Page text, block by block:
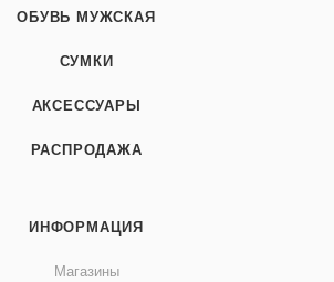
ОБУВЬ МУЖСКАЯ
СУМКИ
АКСЕССУАРЫ
РАСПРОДАЖА
ИНФОРМАЦИЯ
Магазины